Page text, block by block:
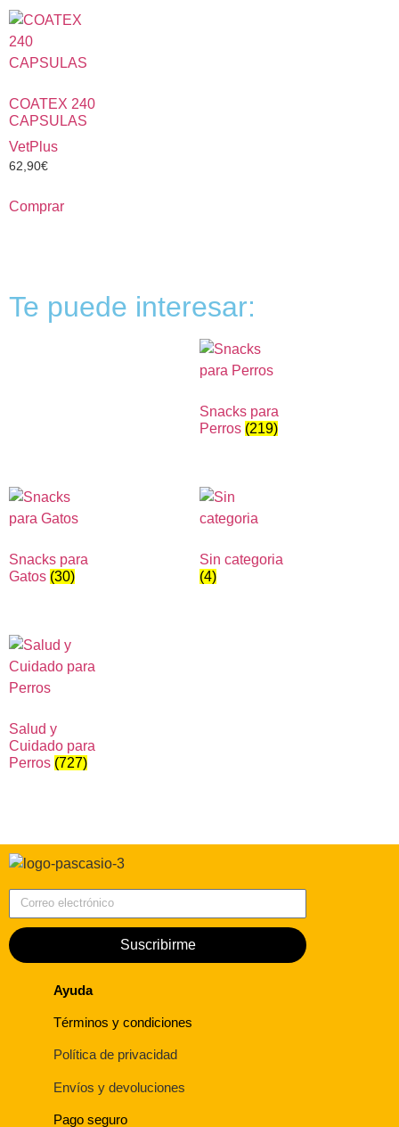
COATEX 240
CAPSULAS
VetPlus
62,90€
Comprar
Te puede interesar:
Snacks para
Perros (219)
Snacks para
Gatos (30)
Sin categoria
(4)
Salud y
Cuidado para
Perros (727)
Suscribirme
Ayuda
Términos y condiciones
Política de privacidad
Envíos y devoluciones
Pago seguro